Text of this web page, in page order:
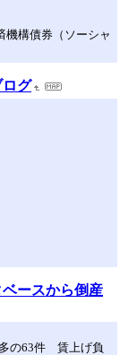
機構債券（ソーシャ
グ
ースから倒産
の63件 賃上げ負